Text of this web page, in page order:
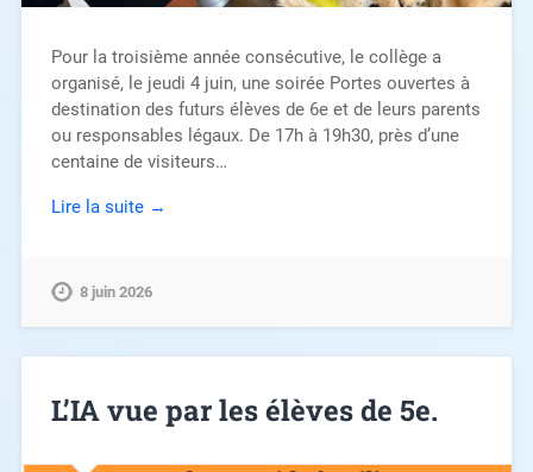
Pour la troisième année consécutive, le collège a
organisé, le jeudi 4 juin, une soirée Portes ouvertes à
destination des futurs élèves de 6e et de leurs parents
ou responsables légaux. De 17h à 19h30, près d’une
centaine de visiteurs…
Lire la suite →
8 juin 2026
L’IA vue par les élèves de 5e.